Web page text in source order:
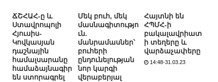
ՃՇՀԱՀ-ը և
Ստավրոպոլի
Հյուսիս-
Կովկասյան
դաշնային
համալսարանը
համաձայնագիր
են ստորագրել
Մեկ բուհ, մեկ
մասնագիտությո
ւն.
մանրամասներ՝
բուհերի
ընդունելության
նոր կարգի
վերաբերյալ
Հայտնի են
ՀՊՄՀ-ի
բակալավրիատ
ի տեղերը և
վարձաչափերը
14:48-31.03.23